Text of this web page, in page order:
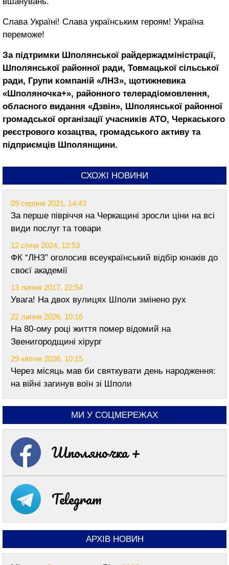
Слава Україні! Слава українським героям! Україна
переможе!
За підтримки Шполянської райдержадміністрації,
Шполянської районної ради, Товмацької сільської
ради, Групи компаній «ЛНЗ», щотижневика
«Шполяночка+», районного телерадіомовлення,
обласного видання «Дзвін», Шполянської районної
громадської організації учасників АТО, Черкаського
реєстрового козацтва, громадського активу та
підприємців Шполянщини.
СХОЖІ НОВИНИ
09 серпня 2021, 14:43
За перше півріччя на Черкащині зросли ціни на всі
види послуг та товари
12 січня 2024, 12:53
ФК “ЛНЗ” оголосив всеукраїнський відбір юнаків до
своєї академії
13 липня 2017, 22:54
Увага! На двох вулицях Шполи змінено рух
22 липня 2026, 10:16
На 80-ому році життя помер відомий на
Звенигородщині хірург
29 квітня 2026, 10:15
Через місяць мав би святкувати день народження:
на війні загинув воїн зі Шполи
МИ У СОЦМЕРЕЖАХ
Шполяночка +
Telegram
АРХІВ НОВИН